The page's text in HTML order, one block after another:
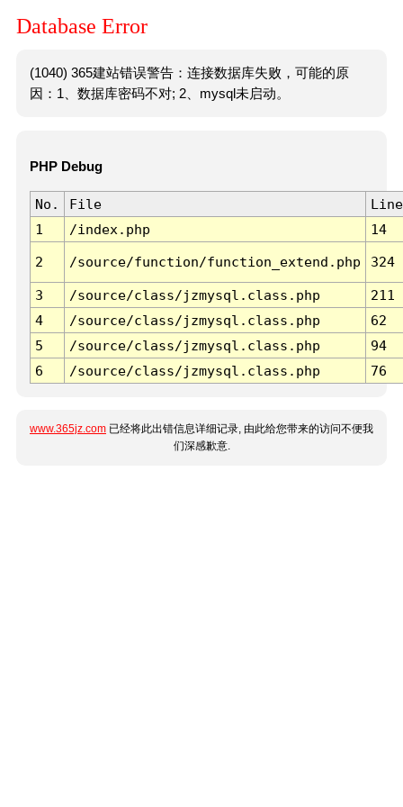
Database Error
(1040) 365建站错误警告：连接数据库失败，可能的原
因：1、数据库密码不对; 2、mysql未启动。
PHP Debug
No. File
Line
1
/index.php 14
2 /source/function/function_extend.php 324
3 /source/class/jzmysql.class.php
211
4
/source/class/jzmysql.class.php
62
5
/source/class/jzmysql.class.php
94
6
/source/class/jzmysql.class.php 76
www.365jz.com 已经将此出错信息详细记录, 由此给您带来的访问不便我
们深感歉意.